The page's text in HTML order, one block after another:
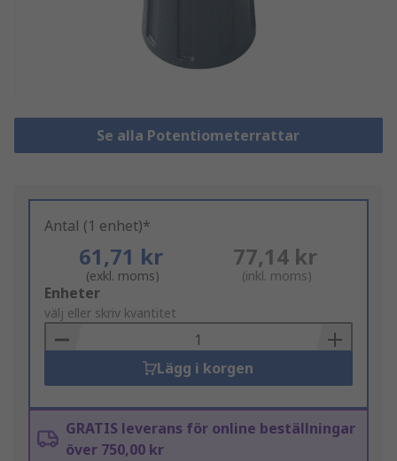
Se alla Potentiometerrattar
Antal (1 enhet)*
61,71 kr
(exkl. moms)
77,14 kr
(inkl. moms)
Add
to
Basket
Enheter
välj eller skriv kvantitet
Lägg i korgen
GRATIS leverans för online beställningar
över 750,00 kr